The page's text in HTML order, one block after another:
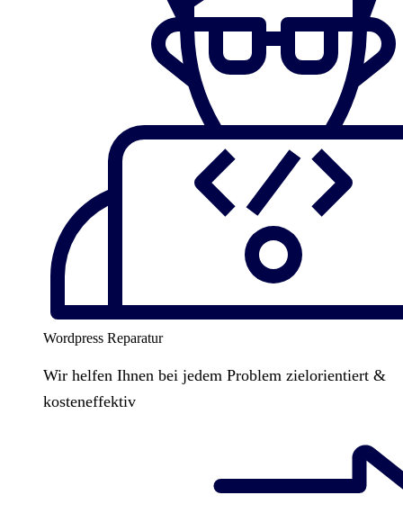
Wordpress Reparatur
Wir helfen Ihnen bei jedem Problem zielorientiert &
kosteneffektiv